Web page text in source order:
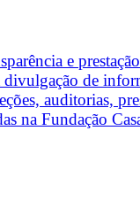
e
divulgação de
auditorias,
na Fundação